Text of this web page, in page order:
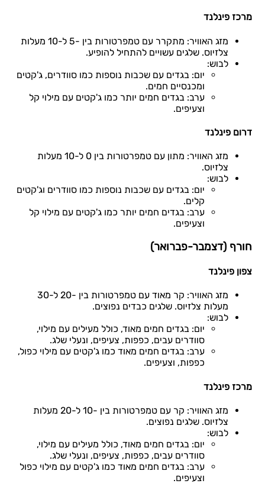
מרכז פינלנד
מזג האוויר: מתקרר עם טמפרטורות בין -5 ל-10 מעלות
צלזיוס. שלגים עשויים להתחיל להופיע.
לבוש:
יום: בגדים עם שכבות נוספות כמו סוודרים, ג'קטים
ומכנסיים חמים.
ערב: בגדים חמים יותר כמו ג'קטים עם מילוי קל
וצעיפים.
דרום פינלנד
מזג האוויר: מתון עם טמפרטורות בין 0 ל-10 מעלות
צלזיוס.
לבוש:
יום: בגדים עם שכבות נוספות כמו סוודרים וג'קטים
קלים.
ערב: בגדים חמים יותר כמו ג'קטים עם מילוי קל
וצעיפים.
חורף (דצמבר-פברואר)
צפון פינלנד
מזג האוויר: קר מאוד עם טמפרטורות בין -20 ל-30
מעלות צלזיוס. שלגים כבדים נפוצים.
לבוש:
יום: בגדים חמים מאוד, כולל מעילים עם מילוי,
סוודרים עבים, כפפות, צעיפים, ונעלי שלג.
ערב: בגדים חמים מאוד כמו ג'קטים עם מילוי כפול,
כפפות, וצעיפים.
מרכז פינלנד
מזג האוויר: קר עם טמפרטורות בין -10 ל-20 מעלות
צלזיוס. שלגים נפוצים.
לבוש:
יום: בגדים חמים מאוד, כולל מעילים עם מילוי,
סוודרים עבים, כפפות, צעיפים, ונעלי שלג.
ערב: בגדים חמים מאוד כמו ג'קטים עם מילוי כפול
וצעיפים.